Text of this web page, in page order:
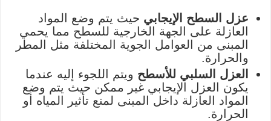
عزل السطح الإيجابي حيث يتم وضع المواد
العازلة على الجهة الخارجية للسطح مما يحمي
المبنى من العوامل الجوية المختلفة مثل المطر
والحرارة.
العزل السلبي للأسطح ويتم اللجوء إليه عندما
يكون العزل الإيجابي غير ممكن حيث يتم وضع
المواد العازلة داخل المبنى لمنع تأثير المياه أو
الحرارة.